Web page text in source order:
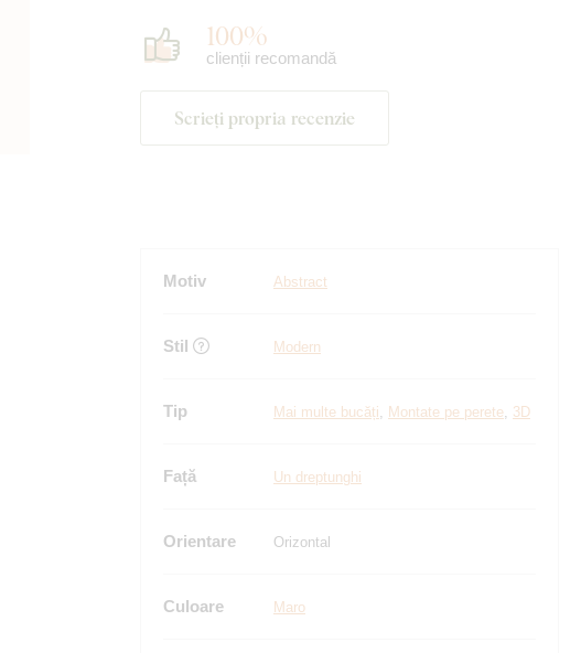
100%
clienții recomandă
Scrieți propria recenzie
Motiv Abstract
Stil Modern
Tip Mai multe bucăți, Montate pe perete, 3D
Față Un dreptunghi
Orientare Orizontal
Culoare Maro